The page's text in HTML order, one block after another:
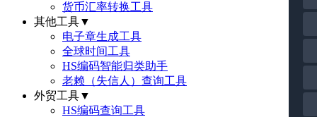
货币汇率转换工具
其他工具▼
电子章生成工具
全球时间工具
HS编码智能归类助手
老赖（失信人）查询工具
外贸工具▼
HS编码查询工具